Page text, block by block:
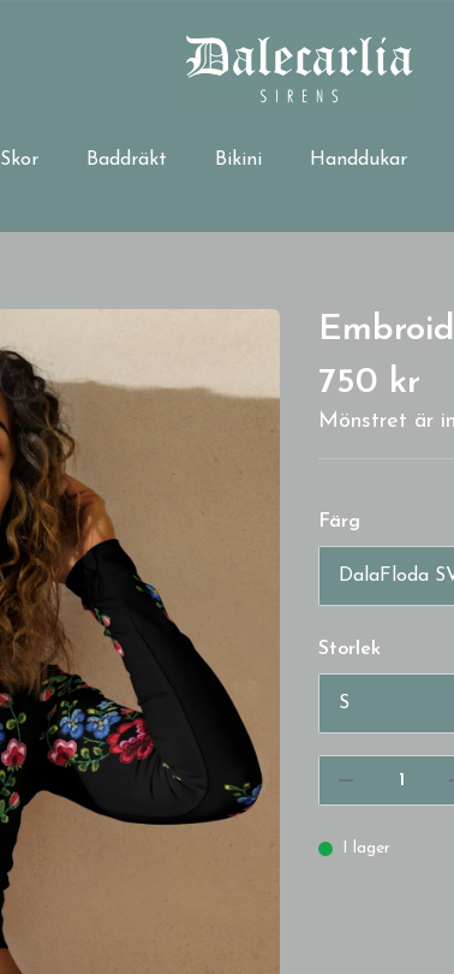
Skor Baddräkt Bikini Handdukar
750 kr
Mönstret är
Färg
Storlek
I lager